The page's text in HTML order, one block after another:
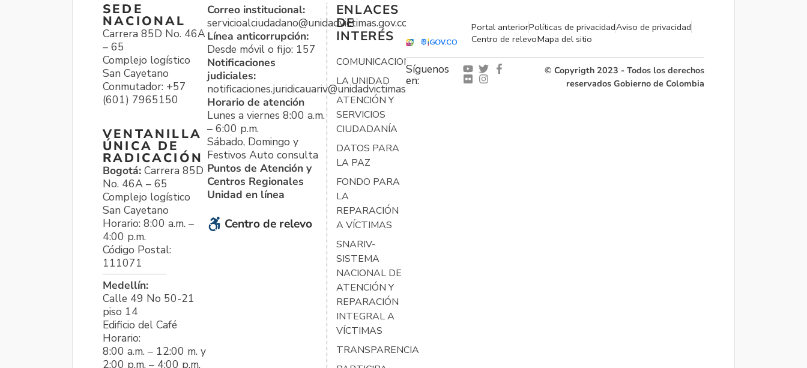
SEDE
NACIONAL
Carrera 85D No. 46A
– 65
Complejo logístico
San Cayetano
Conmutador: +57
(601) 7965150
VENTANILLA
ÚNICA DE
RADICACIÓN
Bogotá: Carrera 85D
No. 46A – 65
Complejo logístico
San Cayetano
Horario: 8:00 a.m. –
4:00 p.m.
Código Postal:
111071
Medellín:
Calle 49 No 50-21
piso 14
Edificio del Café
Horario:
8:00 a.m. – 12:00 m. y
2:00 p.m. – 4:00 p.m.
Correo institucional:
servicioalciudadano@unidadvictimas.gov.co
Línea anticorrupción:
Desde móvil o fijo: 157
Notificaciones
judiciales:
notificaciones.juridicauariv@unidadvictimas.gov.co
Horario de atención
Lunes a viernes 8:00 a.m.
– 6:00 p.m.
Sábado, Domingo y
Festivos Auto consulta
Puntos de Atención y
Centros Regionales
Unidad en línea
Centro de relevo
ENLACES
DE
INTERÉS
COMUNICACIONES
LA UNIDAD
ATENCIÓN Y
SERVICIOS
CIUDADANÍA
DATOS PARA
LA PAZ
FONDO PARA
LA
REPARACIÓN
A VÍCTIMAS
SNARIV-
SISTEMA
NACIONAL DE
ATENCIÓN Y
REPARACIÓN
INTEGRAL A
VÍCTIMAS
TRANSPARENCIA
Portal anteriorPolíticas de privacidadAviso de privacidad
Centro de relevoMapa del sitio
Síguenos
en:
© Copyrigth 2023 - Todos los derechos
reservados Gobierno de Colombia